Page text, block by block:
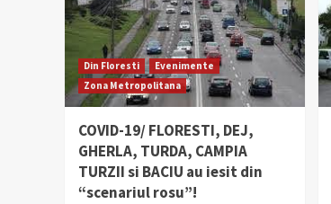
Din Floresti
Evenimente
Zona Metropolitana
COVID-19/ FLORESTI, DEJ,
GHERLA, TURDA, CAMPIA
TURZII si BACIU au iesit din
“scenariul rosu”!